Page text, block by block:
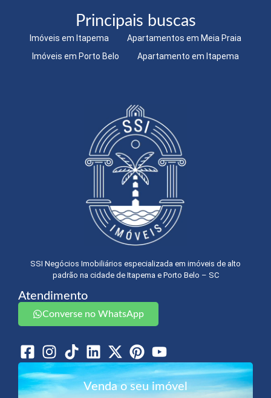
Principais buscas
Imóveis em Itapema
Apartamentos em Meia Praia
Imóveis em Porto Belo
Apartamento em Itapema
SSI Negócios Imobiliários especializada em imóveis de alto
padrão na cidade de Itapema e Porto Belo – SC
Atendimento
Converse no WhatsApp
Venda o seu imóvel